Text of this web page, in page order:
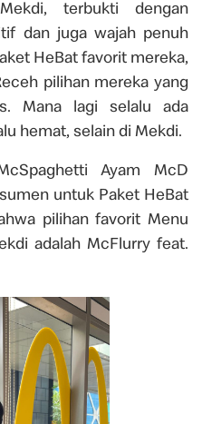
terbukti dengan
dan juga wajah penuh
HeBat favorit mereka,
pilihan mereka yang
Mana lagi selalu ada
hemat, selain di Mekdi.
Ayam McD
untuk Paket HeBat
pilihan favorit Menu
adalah McFlurry feat.